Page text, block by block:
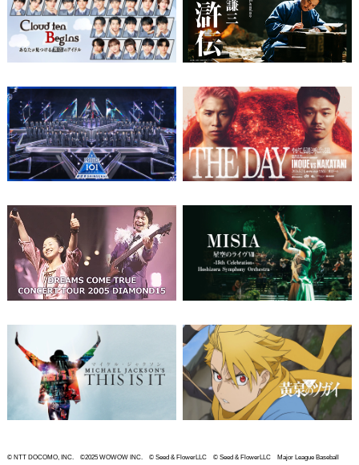
© NTT DOCOMO, INC. ©2025 WOWOW INC. © Seed & FlowerLLC © Seed & FlowerLLC Major League Baseball